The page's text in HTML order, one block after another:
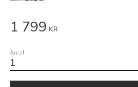
1 799 KR
Antal